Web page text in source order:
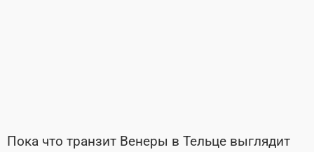
Пока что транзит Венеры в Тельце выглядит